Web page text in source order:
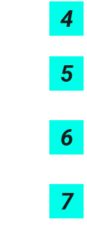
4
5
6
7